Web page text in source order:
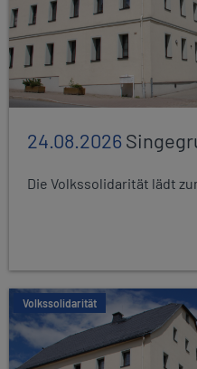
24.08.2026
Die Volkssolidarität lädt
Volkssolidarität